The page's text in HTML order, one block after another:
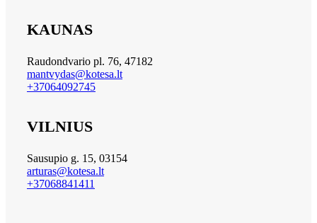
KAUNAS
Raudondvario pl. 76, 47182
mantvydas@kotesa.lt
+37064092745
VILNIUS
Sausupio g. 15, 03154
arturas@kotesa.lt
+37068841411